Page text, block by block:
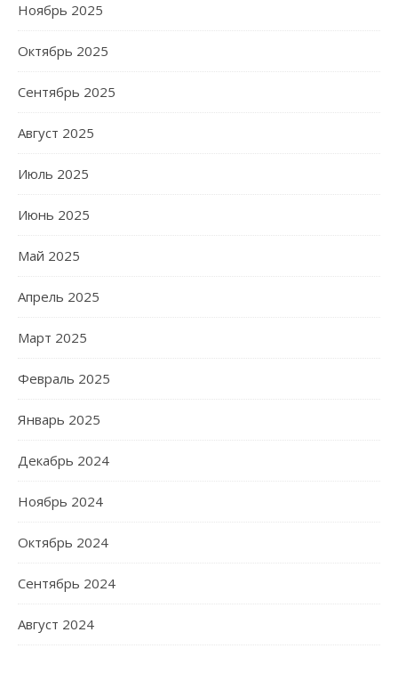
Ноябрь 2025
Октябрь 2025
Сентябрь 2025
Август 2025
Июль 2025
Июнь 2025
Май 2025
Апрель 2025
Март 2025
Февраль 2025
Январь 2025
Декабрь 2024
Ноябрь 2024
Октябрь 2024
Сентябрь 2024
Август 2024